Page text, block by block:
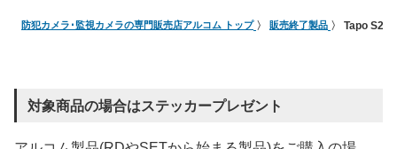
防犯カメラ･監視カメラの専門販売店アルコム トップ 販売終了製品 Tapo
対象商品の場合はステッカープレゼント